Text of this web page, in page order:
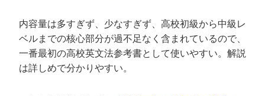
内容量は多すぎず、少なすぎず、高校初級から中級レ
ベルまでの核心部分が過不足なく含まれているので、
一番最初の高校英文法参考書として使いやすい。解説
は詳しめで分かりやすい。